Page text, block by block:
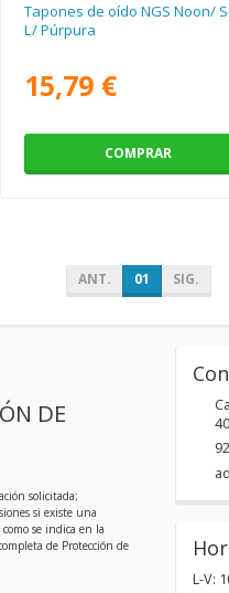
Tapones de oído NGS Noon/
L/ Púrpura
15,79 €
COMPRAR
ANT. 01 SIG.
DE
solicitada;
si existe una
se indica en la
de Protección de
L-V: